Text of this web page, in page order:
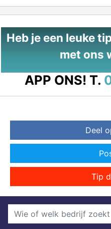
Heb je een leuke
met ons
APP ONS! T.
Deel
Tip